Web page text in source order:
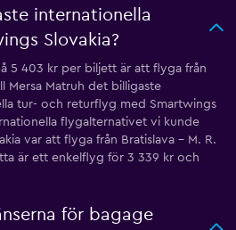
internationella
Slovakia?
5 403 kr per biljett är att flyga från
Mersa Matruh det billigaste
tur- och returflyg med Smartwings
flygalternativet vi kunde
var att flyga från Bratislava - M. R.
är ett enkelflyg för 3 339 kr och
för bagage